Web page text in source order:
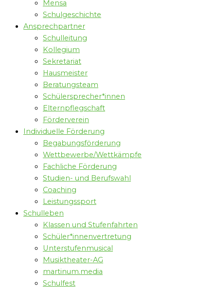
Mensa
Schulgeschichte
Ansprechpartner
Schulleitung
Kollegium
Sekretariat
Hausmeister
Beratungsteam
Schülersprecher*innen
Elternpflegschaft
Förderverein
Individuelle Förderung
Begabungsförderung
Wettbewerbe/Wettkämpfe
Fachliche Förderung
Studien- und Berufswahl
Coaching
Leistungssport
Schulleben
Klassen und Stufenfahrten
Schüler*innenvertretung
Unterstufenmusical
Musiktheater-AG
martinum.media
Schulfest